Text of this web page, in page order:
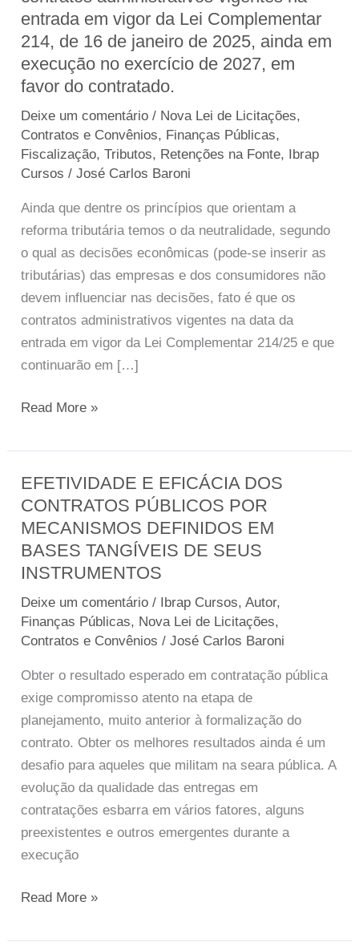
entrada em vigor da Lei Complementar
214, de 16 de janeiro de 2025, ainda em
execução no exercício de 2027, em
favor do contratado.
Deixe um comentário / Nova Lei de Licitações,
Contratos e Convênios, Finanças Públicas,
Fiscalização, Tributos, Retenções na Fonte, Ibrap
Cursos /José Carlos Baroni
Ainda que dentre os princípios que orientam a
reforma tributária temos o da neutralidade, segundo
o qual as decisões econômicas (pode-se inserir as
tributárias) das empresas e dos consumidores não
devem influenciar nas decisões, fato é que os
contratos administrativos vigentes na data da
entrada em vigor da Lei Complementar 214/25 e que
continuarão em […]
Tributária
no
equilíbrio
econômico-
financeiro
dos
contratos
administrativos
em
Complementar
de
de
2025,
ainda
em
execução
no
exercício
de
2027,
em
favor
contratado.
Read More »
EFETIVIDADE E EFICÁCIA DOS
CONTRATOS PÚBLICOS POR
MECANISMOS DEFINIDOS EM
BASES TANGÍVEIS DE SEUS
INSTRUMENTOS
Deixe um comentário / Ibrap Cursos,Autor,
Finanças Públicas, Nova Lei de Licitações,
Contratos e Convênios /José Carlos Baroni
Obter o resultado esperado em contratação pública
exige compromisso atento na etapa de
planejamento, muito anterior à formalização do
contrato. Obter os melhores resultados ainda é um
desafio para aqueles que militam na seara pública. A
evolução da qualidade das entregas em
contratações esbarra em vários fatores, alguns
preexistentes e outros emergentes durante a
execução
EFETIVIDADE
E
EFICÁCIA
DOS
CONTRATOS
PÚBLICOS
POR
MECANISMOS
EM
BASES
TANGÍVEIS
DE
SEUS
INSTRUMENTOS
Read More »